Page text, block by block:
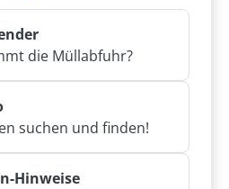
die Müllabfuhr?
suchen und finden!
Hinweise